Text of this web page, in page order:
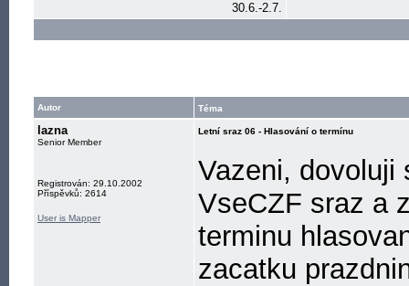
30.6.-2.7.
Autor Téma
lazna
Senior Member
Registrován: 29.10.2002
Příspěvků: 2614
User is Mapper
Letní sraz 06 - Hlasování o termínu
Vazeni, dovoluji
VseCZF sraz a
terminu
zacatku